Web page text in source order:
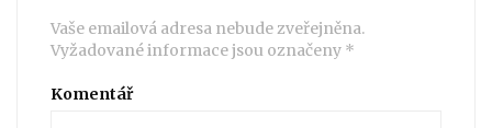
Vaše emailová adresa nebude zveřejněna.
Vyžadované informace jsou označeny *
Komentář